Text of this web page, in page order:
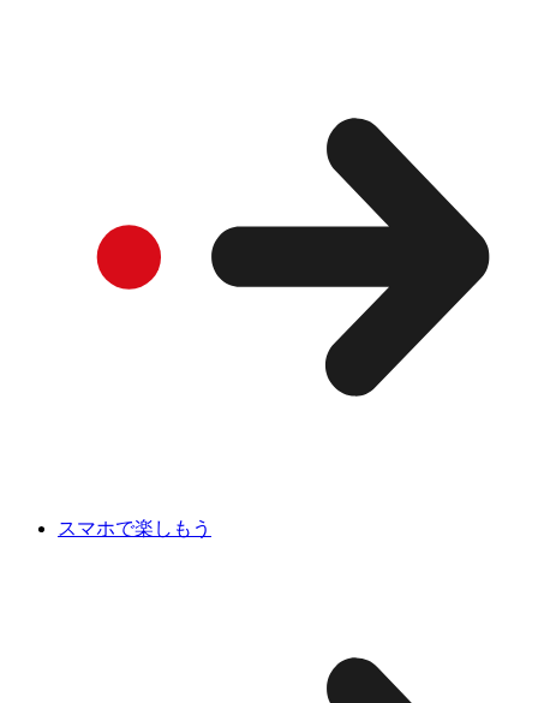
スマホで楽しもう